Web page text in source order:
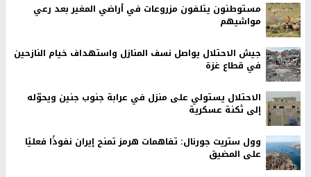
مستوطنون يتلفون مزروعات في أراضي المغير بعد رعي
مواشيهم
جيش الاحتلال يواصل نسف المنازل واستهداف خيام النازحين
في قطاع غزة
الاحتلال يستولي على منزل في عرابة جنوب جنين ويحوّله
إلى ثكنة عسكرية
وول ستريت جورنال: تفاهمات هرمز تمنح إيران نفوذًا فعليًا
على المضيق